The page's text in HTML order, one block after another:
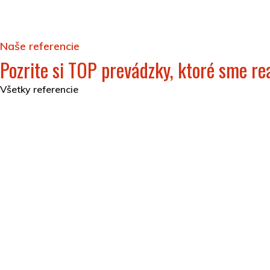
Naše referencie
Pozrite si TOP prevádzky, ktoré sme
Všetky referencie